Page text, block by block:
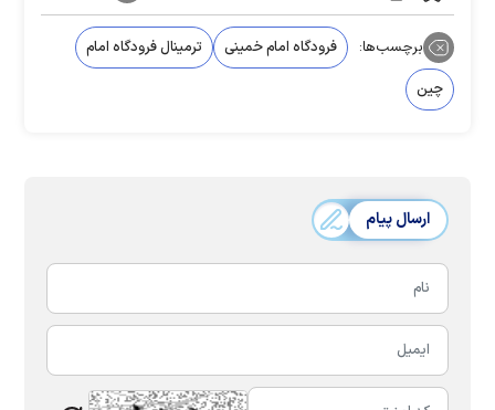
برچسب‌ها: فرودگاه امام خمینی
ترمینال فرودگاه امام
چین
ارسال پیام